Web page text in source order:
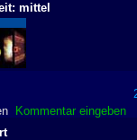
mittel
Kommentar eingeben